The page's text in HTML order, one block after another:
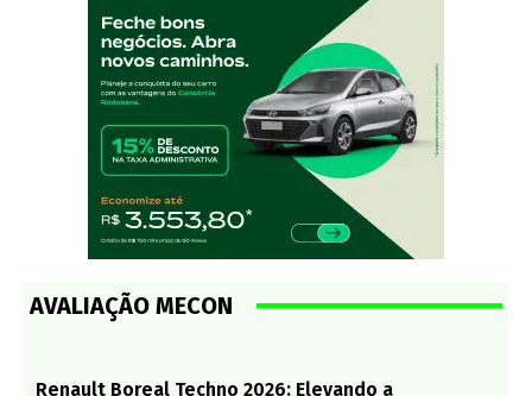
AVALIAÇÃO MECON
Renault Boreal Techno 2026: Elevando a